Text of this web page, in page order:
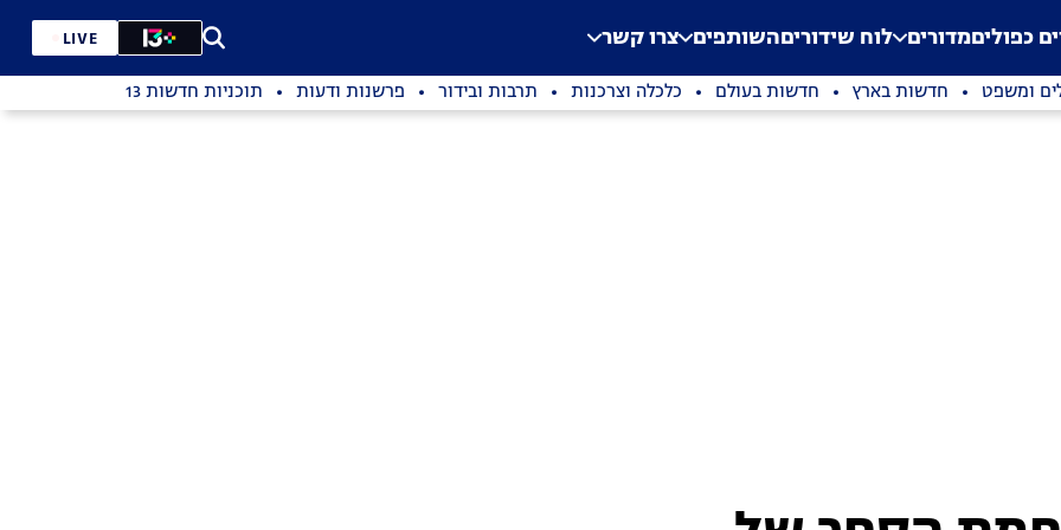
Application error: a
. כפוליםמדורים לוח שידוריםהשותפים צרו קשר LIVE
ומשפט חדשות בארץ חדשות בעולם כלכלה וצרכנות תרבות ובידור פרשנות ודעות תוכניות חדשות 13